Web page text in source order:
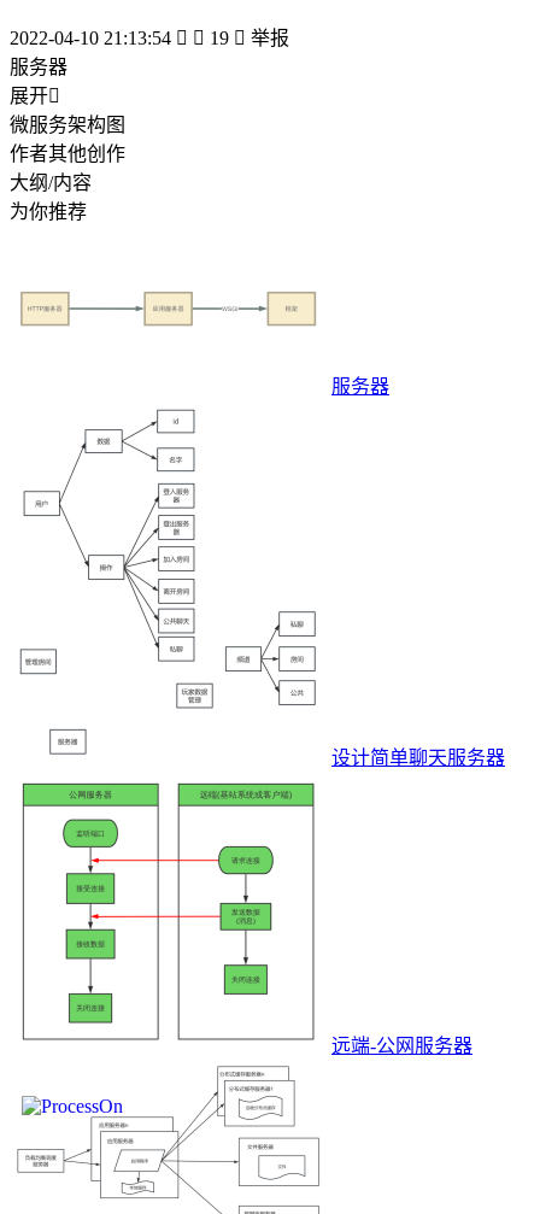
2022-04-10 21:13:54   19  举报
服务器
展开
微服务架构图
作者其他创作
大纲/内容
为你推荐
服务器
设计简单聊天服务器
远端-公网服务器